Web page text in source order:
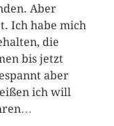
Aber
Ich habe mich
die
bis jetzt
aber
ich will